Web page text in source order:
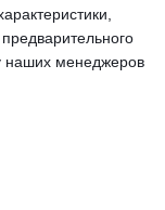
наших менеджеров